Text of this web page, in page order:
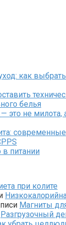
как
белья
это не милота,
питании
при колите
Магниты
Разгрузочный